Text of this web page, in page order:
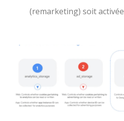
(remarketing) soit activée